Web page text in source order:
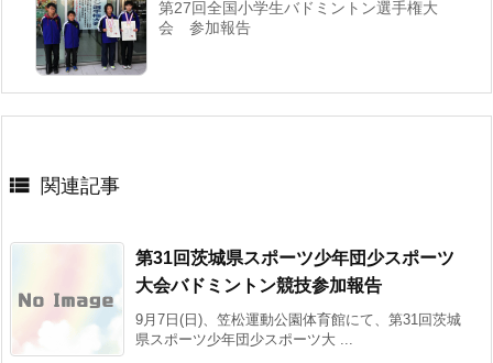
第27回全国小学生バドミントン選手権大
会 参加報告
 関連記事
第31回茨城県スポーツ少年団少スポーツ
大会バドミントン競技参加報告
9月7日(日)、笠松運動公園体育館にて、第31回茨城
県スポーツ少年団少スポーツ大 ...